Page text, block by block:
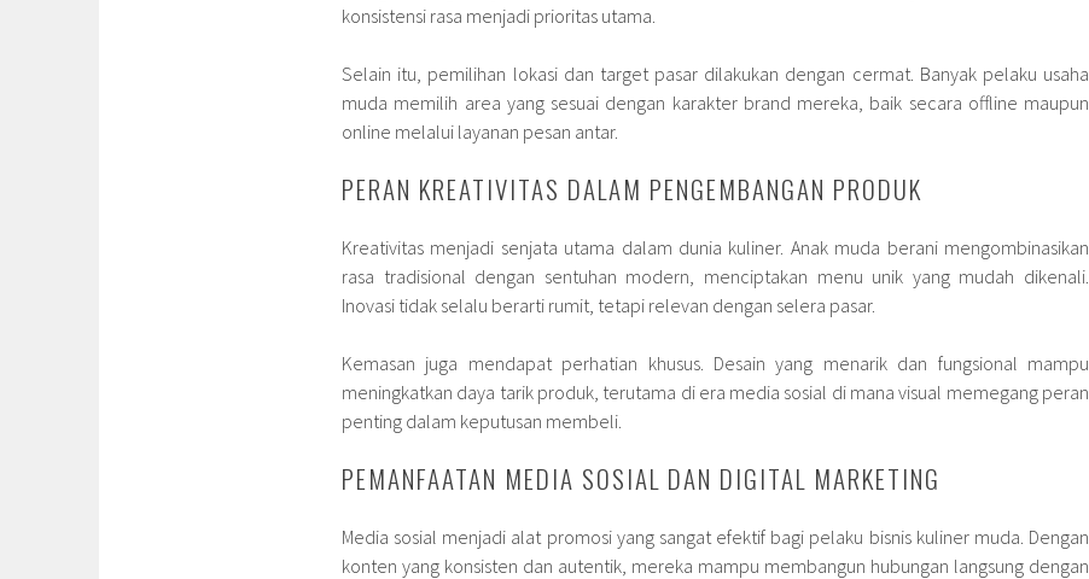
konsistensi rasa menjadi prioritas utama.
Selain itu, pemilihan lokasi dan target pasar dilakukan dengan cermat. Banyak pelaku usaha
muda memilih area yang sesuai dengan karakter brand mereka, baik secara offline maupun
online melalui layanan pesan antar.
PERAN KREATIVITAS DALAM PENGEMBANGAN PRODUK
Kreativitas menjadi senjata utama dalam dunia kuliner. Anak muda berani mengombinasikan
rasa tradisional dengan sentuhan modern, menciptakan menu unik yang mudah dikenali.
Inovasi tidak selalu berarti rumit, tetapi relevan dengan selera pasar.
Kemasan juga mendapat perhatian khusus. Desain yang menarik dan fungsional mampu
meningkatkan daya tarik produk, terutama di era media sosial di mana visual memegang peran
penting dalam keputusan membeli.
PEMANFAATAN MEDIA SOSIAL DAN DIGITAL MARKETING
Media sosial menjadi alat promosi yang sangat efektif bagi pelaku bisnis kuliner muda. Dengan
konten yang konsisten dan autentik, mereka mampu membangun hubungan langsung dengan